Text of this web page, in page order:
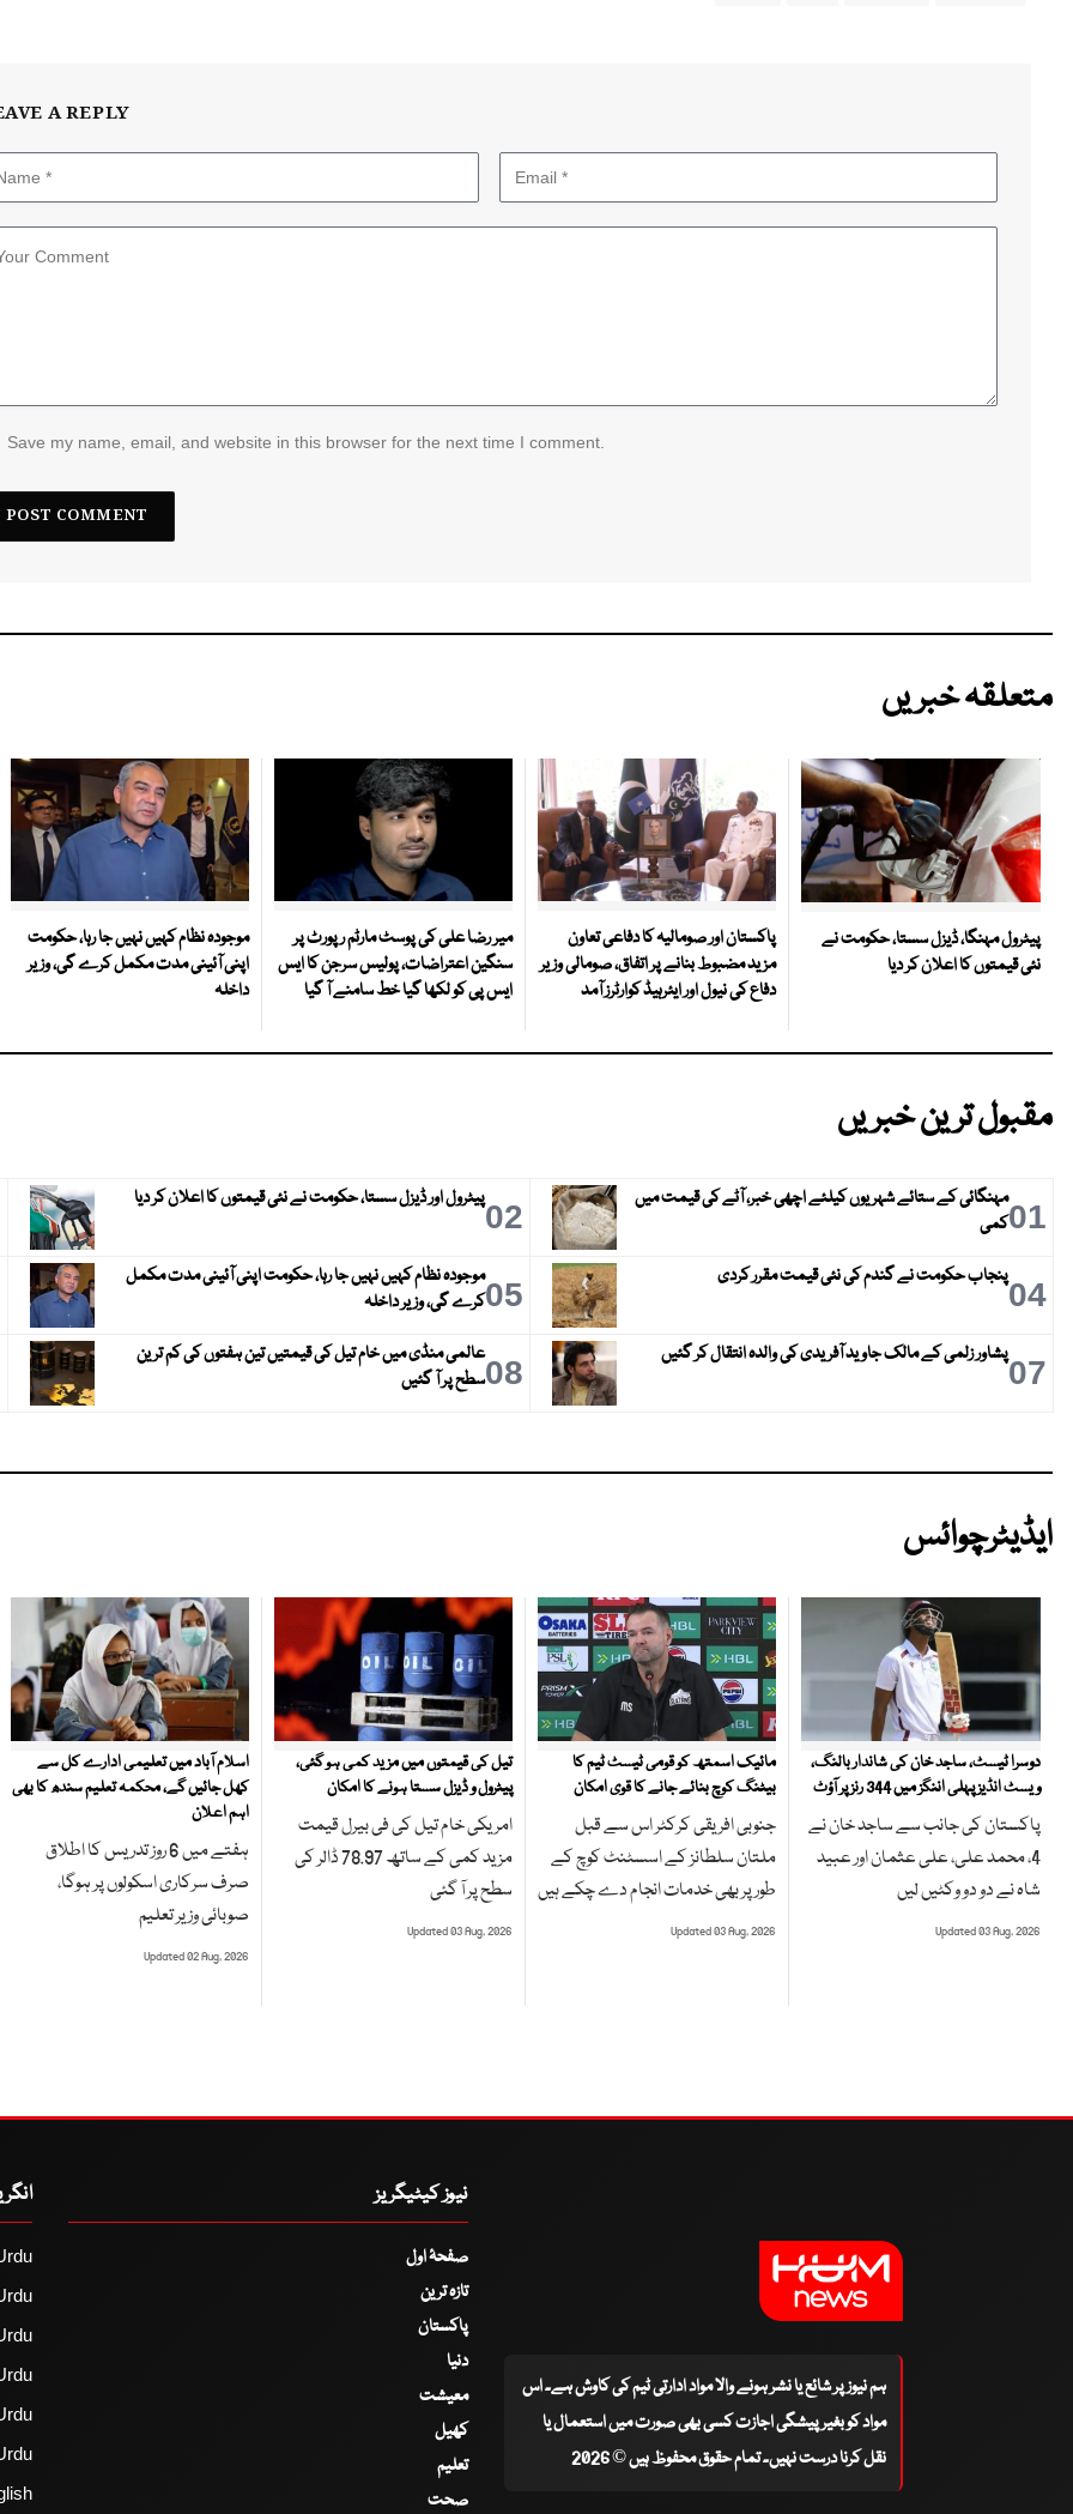
A REPLY
Save my name, email, and website in this browser for the next time I comment.
متعلقہ خبریں
پیٹرول مہنگا، ڈیزل سستا، حکومت نے
نئی قیمتوں کا اعلان کر دیا
پاکستان اور صومالیہ کا دفاعی تعاون
مزید مضبوط بنانے پر اتفاق، صومالی وزیر
دفاع کی نیول اور ایئرہیڈ کوارٹرز آمد
میر رضا علی کی پوسٹ مارٹم رپورٹ پر
سنگین اعتراضات، پولیس سرجن کا ایس
ایس پی کو لکھا گیا خط سامنے آ گیا
موجودہ نظام کہیں نہیں جا رہا، حکومت
اپنی آئینی مدت مکمل کرے گی، وزیر
داخلہ
مقبول ترین خبریں
01مہنگائی کے ستائے شہریوں کیلئے اچھی خبر، آٹے کی قیمت میں
کمی
02پیٹرول اور ڈیزل سستا، حکومت نے نئی قیمتوں کا اعلان کر دیا
04پنجاب حکومت نے گندم کی نئی قیمت مقرر کردی 05موجودہ نظام کہیں نہیں جا رہا، حکومت اپنی آئینی مدت مکمل
کرے گی، وزیر داخلہ
07پشاور زلمی کے مالک جاوید آفریدی کی والدہ انتقال کر گئیں 08عالمی منڈی میں خام تیل کی قیمتیں تین ہفتوں کی کم ترین
سطح پر آ گئیں
ایڈیٹرچوائس
دوسرا ٹیسٹ، ساجد خان کی شاندار بالنگ،
ویسٹ انڈیز پہلی اننگز میں 344 رنز پر آؤٹ
پاکستان کی جانب سے ساجد خان نے
4، محمد علی، علی عثمان اور عبید
شاہ نے دو دو وکٹیں لیں
Updated 03 Aug, 2026
مائیک اسمتھ کو قومی ٹیسٹ ٹیم کا
بیٹنگ کوچ بنائے جانے کا قوی امکان
جنوبی افریقی کرکٹر اس سے قبل
ملتان سلطانز کے اسسٹنٹ کوچ کے
طور پر بھی خدمات انجام دے چکے ہیں
Updated 03 Aug, 2026
تیل کی قیمتوں میں مزید کمی ہو گئی،
پیٹرول و ڈیزل سستا ہونے کا امکان
امریکی خام تیل کی فی بیرل قیمت
مزید کمی کے ساتھ 78.97 ڈالر کی
سطح پر آ گئی
Updated 03 Aug, 2026
اسلام آباد میں تعلیمی ادارے کل سے
کھل جائیں گے، محکمہ تعلیم سندھ کا بھی
اہم اعلان
ہفتے میں 6 روز تدریس کا اطلاق
صرف سرکاری اسکولوں پر ہوگا،
صوبائی وزیر تعلیم
Updated 02 Aug, 2026
ہم نیوز پر شائع یا نشر ہونے والا مواد ادارتی ٹیم کی کاوش ہے۔ اس
مواد کو بغیر پیشگی اجازت کسی بھی صورت میں استعمال یا
نقل کرنا درست نہیں۔ تمام حقوق محفوظ ہیں © 2026
نیوز کیٹیگریز
صفحۂ اول
تازہ ترین
پاکستان
دنیا
معیشت
کھیل
تعلیم
صحت